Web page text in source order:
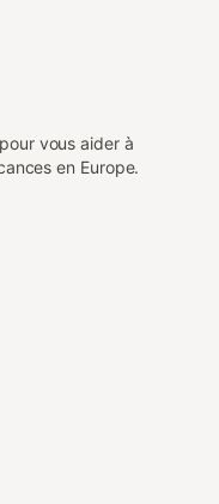
vous aider à
en Europe.